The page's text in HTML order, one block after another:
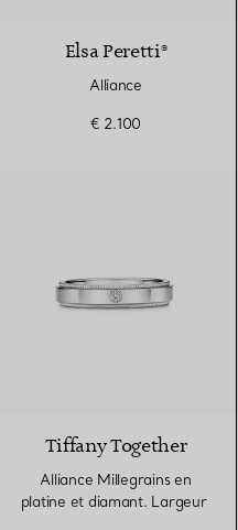
Elsa Peretti®
Alliance
€ 2.100
Tiffany Together
Alliance Millegrains en
platine et diamant. Largeur